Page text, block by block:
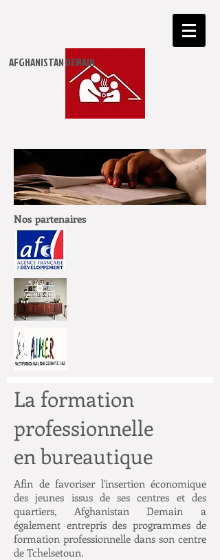
​AFGHANISTAN DEMAIN
Nos partenaires
La formation
professionnelle
en bureautique
Afin de favoriser l'insertion économique
des jeunes issus de ses centres et des
quartiers, Afghanistan Demain a
également entrepris des programmes de
formation professionnelle dans son centre
de Tchelsetoun.